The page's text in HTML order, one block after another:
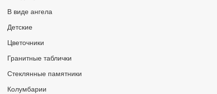
В виде ангела
Детские
Цветочники
Гранитные таблички
Стеклянные памятники
Колумбарии